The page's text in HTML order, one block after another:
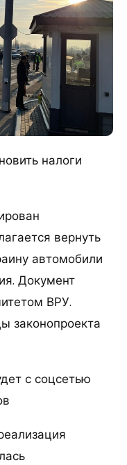
налоги
вернуть
автомобили
Документ
ВРУ.
законопроекта
с соцсетью